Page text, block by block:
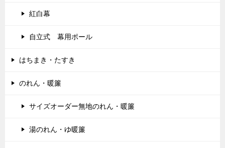
紅白幕
自立式 幕用ポール
はちまき・たすき
のれん・暖簾
サイズオーダー無地のれん・暖簾
湯のれん・ゆ暖簾